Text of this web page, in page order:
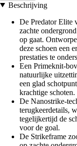
Beschrijving
De Predator Elite
zachte
op gaat.
deze schoen een
prestaties te
Een Primeknit-
natuurlijke
een glad
krachtige schoten.
De Nanostrike-
terugkeerdetails,
tegelijkertijd de
voor de goal.
De Strikeframe